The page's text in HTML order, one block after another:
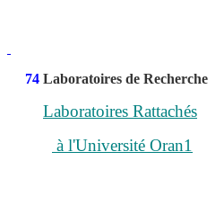
74 Laboratoires de Recherche
Laboratoires Rattachés
à l'Université Oran1